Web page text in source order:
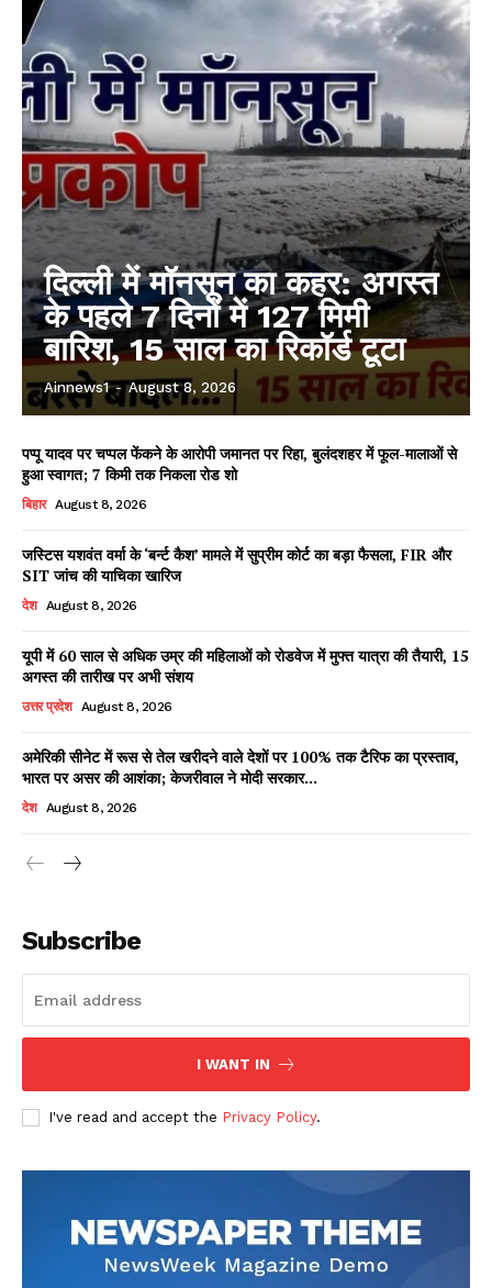
Facebook
X WhatsApp
Share
Read Latest News on AIN
DOWNLOAD NOW
दिल्ली में मॉनसून का कहर: अगस्त
के पहले 7 दिनों में 127 मिमी
बारिश, 15 साल का रिकॉर्ड टूटा
Ainnews1 - August 8, 2026
पप्पू यादव पर चप्पल फेंकने के आरोपी जमानत पर रिहा, बुलंदशहर में फूल-मालाओं से
हुआ स्वागत; 7 किमी तक निकला रोड शो
बिहार August 8, 2026
जस्टिस यशवंत वर्मा के ‘बर्न्ट कैश’ मामले में सुप्रीम कोर्ट का बड़ा फैसला, FIR और
SIT जांच की याचिका खारिज
देश August 8, 2026
यूपी में 60 साल से अधिक उम्र की महिलाओं को रोडवेज में मुफ्त यात्रा की तैयारी, 15
अगस्त की तारीख पर अभी संशय
उत्तर प्रदेश August 8, 2026
अमेरिकी सीनेट में रूस से तेल खरीदने वाले देशों पर 100% तक टैरिफ का प्रस्ताव,
भारत पर असर की आशंका; केजरीवाल ने मोदी सरकार...
देश August 8, 2026
Subscribe
I WANT IN
I've read and accept the Privacy Policy.